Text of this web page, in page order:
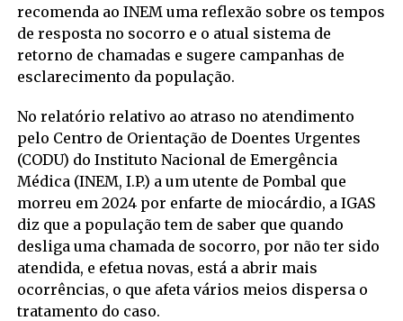
recomenda ao INEM uma reflexão sobre os tempos
de resposta no socorro e o atual sistema de
retorno de chamadas e sugere campanhas de
esclarecimento da população.
No relatório relativo ao atraso no atendimento
pelo Centro de Orientação de Doentes Urgentes
(CODU) do Instituto Nacional de Emergência
Médica (INEM, I.P.) a um utente de Pombal que
morreu em 2024 por enfarte de miocárdio, a IGAS
diz que a população tem de saber que quando
desliga uma chamada de socorro, por não ter sido
atendida, e efetua novas, está a abrir mais
ocorrências, o que afeta vários meios dispersa o
tratamento do caso.